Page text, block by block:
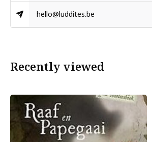
hello@luddites.be
Recently viewed